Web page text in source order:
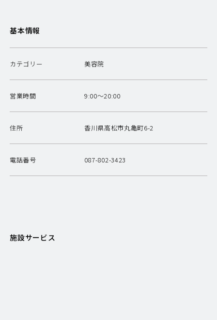
基本情報
カテゴリー 美容院
営業時間 9:00〜20:00
住所 香川県高松市丸亀町6-2
電話番号 087-802-3423
施設サービス